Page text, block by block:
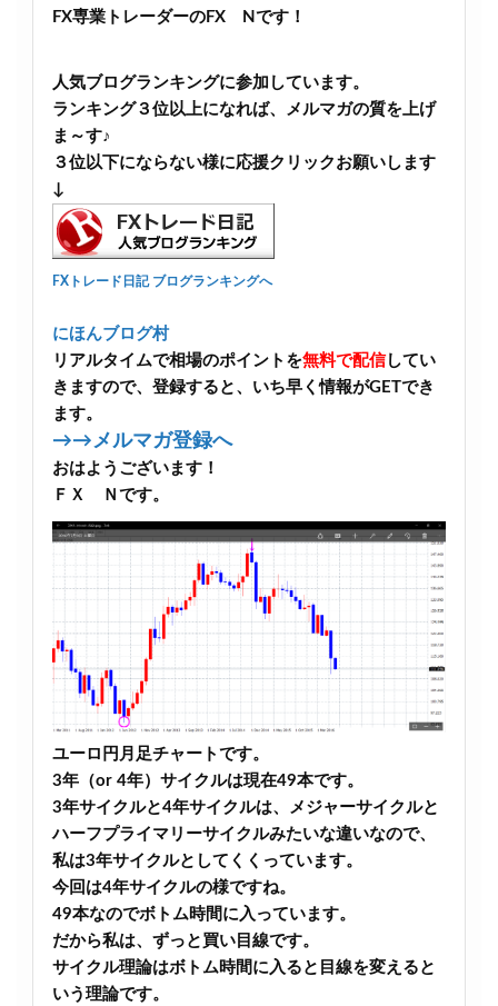
FX専業トレーダーのFX Nです！
人気ブログランキングに参加しています。
ランキング３位以上になれば、メルマガの質を上げ
ま～す♪
３位以下にならない様に応援クリックお願いします
↓
FXトレード日記 ブログランキングへ
にほんブログ村
リアルタイムで相場のポイントを無料で配信してい
きますので、登録すると、いち早く情報がGETでき
ます。
→→メルマガ登録へ
おはようございます！
ＦＸ Ｎです。
ユーロ円月足チャートです。
3年（or 4年）サイクルは現在49本です。
3年サイクルと4年サイクルは、メジャーサイクルと
ハーフプライマリーサイクルみたいな違いなので、
私は3年サイクルとしてくくっています。
今回は4年サイクルの様ですね。
49本なのでボトム時間に入っています。
だから私は、ずっと買い目線です。
サイクル理論はボトム時間に入ると目線を変えると
いう理論です。